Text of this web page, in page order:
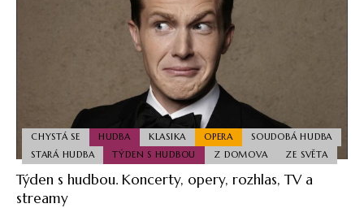
CHYSTÁ SE HUDBA KLASIKA OPERA
SOUDOBÁ HUDBA
STARÁ HUDBA
TÝDEN S HUDBOU Z DOMOVA ZE SVĚTA
Týden s hudbou. Koncerty, opery, rozhlas, TV a
streamy